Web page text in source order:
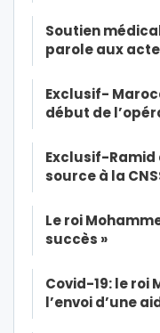
Soutien
parole aux
Exclusif-
début de
Exclusif-
source à la
Le roi
succès »
Covid-19: le roi
l’envoi d’une